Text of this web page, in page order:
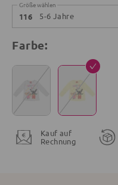
Größe wählen
116 5-6 Jahre
Farbe:
Kauf auf
Rechnung